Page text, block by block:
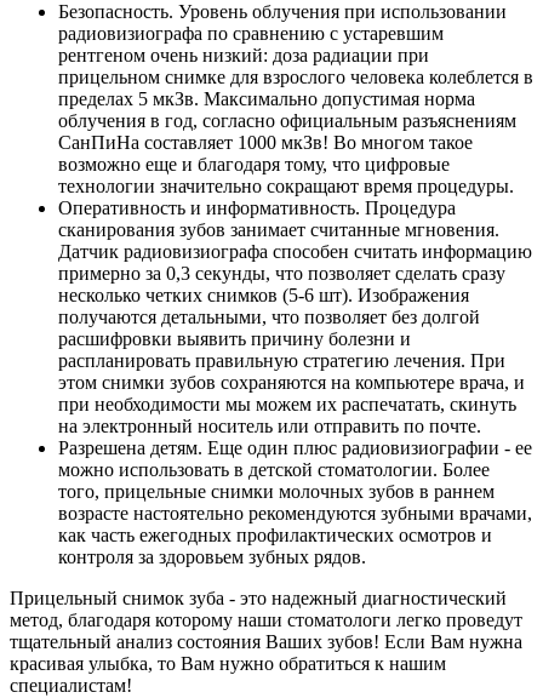
Безопасность. Уровень облучения при использовании
радиовизиографа по сравнению с устаревшим
рентгеном очень низкий: доза радиации при
прицельном снимке для взрослого человека колеблется в
пределах 5 мкЗв. Максимально допустимая норма
облучения в год, согласно официальным разъяснениям
СанПиНа составляет 1000 мкЗв! Во многом такое
возможно еще и благодаря тому, что цифровые
технологии значительно сокращают время процедуры.
Оперативность и информативность. Процедура
сканирования зубов занимает считанные мгновения.
Датчик радиовизиографа способен считать информацию
примерно за 0,3 секунды, что позволяет сделать сразу
несколько четких снимков (5-6 шт). Изображения
получаются детальными, что позволяет без долгой
расшифровки выявить причину болезни и
распланировать правильную стратегию лечения. При
этом снимки зубов сохраняются на компьютере врача, и
при необходимости мы можем их распечатать, скинуть
на электронный носитель или отправить по почте.
Разрешена детям. Еще один плюс радиовизиографии - ее
можно использовать в детской стоматологии. Более
того, прицельные снимки молочных зубов в раннем
возрасте настоятельно рекомендуются зубными врачами,
как часть ежегодных профилактических осмотров и
контроля за здоровьем зубных рядов.
Прицельный снимок зуба - это надежный диагностический
метод, благодаря которому наши стоматологи легко проведут
тщательный анализ состояния Ваших зубов! Если Вам нужна
красивая улыбка, то Вам нужно обратиться к нашим
специалистам!